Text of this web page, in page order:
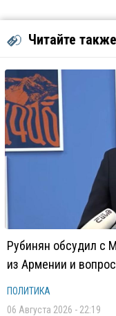
Читайте также
Рубинян обсудил с
из Армении и
ПОЛИТИКА
06 Августа 2026 - 22:19